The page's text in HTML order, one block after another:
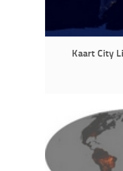
Kaart City